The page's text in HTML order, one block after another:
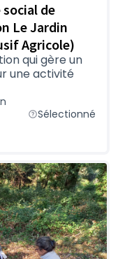
de
Le Jardin
Agricole)
qui gère un
une activité
Sélectionné